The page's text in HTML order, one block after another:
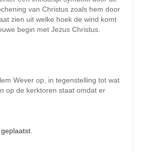
van Christus zoals hem door
zien uit welke hoek de wind komt
begin met Jezus Christus.
Wever op, in tegenstelling tot wat
op de kerktoren staat omdat er